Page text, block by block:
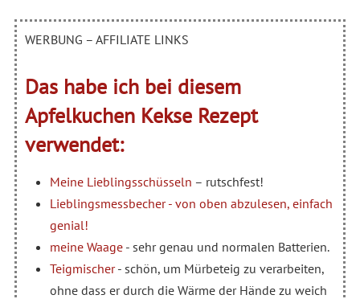
WERBUNG – AFFILIATE LINKS
Das habe ich bei diesem
Apfelkuchen Kekse Rezept
verwendet:
Meine Lieblingsschüsseln – rutschfest!
Lieblingsmessbecher - von oben abzulesen, einfach
genial!
meine Waage- sehr genau und normalen Batterien.
Teigmischer- schön, um Mürbeteig zu verarbeiten,
ohne dass er durch die Wärme der Hände zu weich